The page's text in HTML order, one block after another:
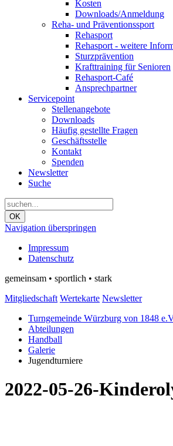
Kosten
Downloads/Anmeldung
Reha- und Präventionssport
Rehasport
Rehasport - weitere
Sturzprävention
Krafttraining für Senioren
Rehasport-Café
Ansprechpartner
Servicepoint
Stellenangebote
Downloads
Häufig gestellte Fragen
Geschäftsstelle
Kontakt
Spenden
Newsletter
Suche
OK
Navigation überspringen
Impressum
Datenschutz
gemeinsam • sportlich • stark
Mitgliedschaft Wertekarte Newsletter
Turngemeinde Würzburg von 1848
Abteilungen
Handball
Galerie
Jugendturniere
2022-05-26-